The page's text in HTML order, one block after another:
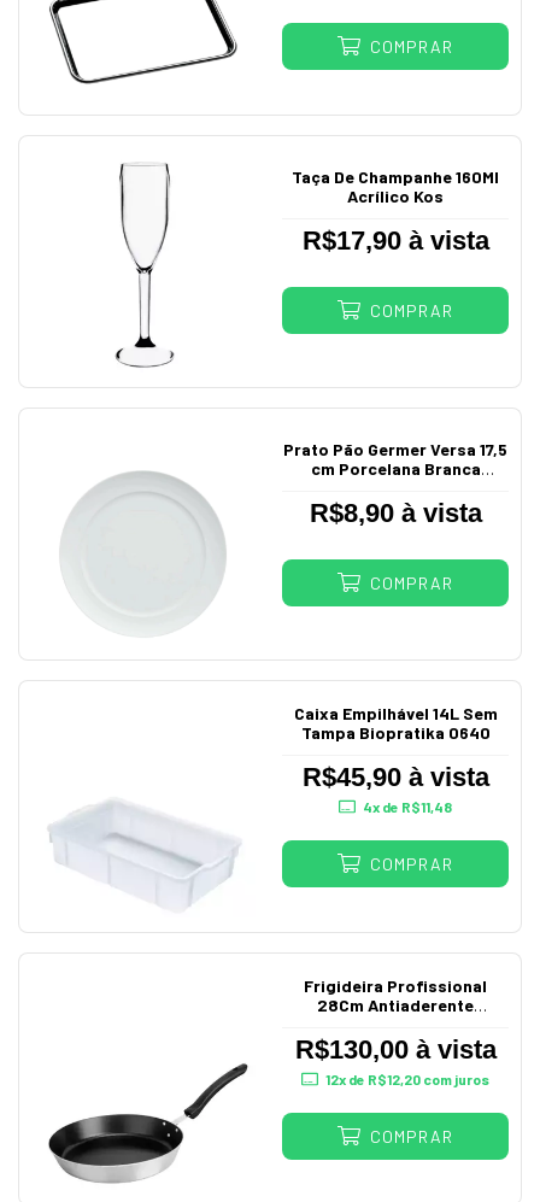
COMPRAR
Taça De Champanhe 160Ml
Acrílico Kos
R$17,90 à vista
COMPRAR
Prato Pão Germer Versa 17,5
cm Porcelana Branca
R$8,90 à vista
COMPRAR
Caixa Empilhável 14L Sem
Tampa Biopratika 0640
R$45,90 à vista
4x de R$11,48
COMPRAR
Frigideira Profissional
28Cm Antiaderente
R$130,00 à vista
12x de R$12,20com juros
COMPRAR